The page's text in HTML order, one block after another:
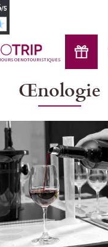
OENOTOURISTIQUES
Œnologie